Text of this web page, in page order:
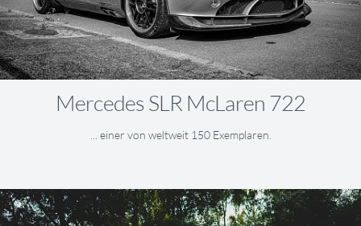
Mercedes SLR McLaren 722
... einer von weltweit 150 Exemplaren.